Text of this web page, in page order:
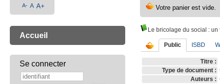
Le bricolage du social : un
Public ISBD
Titre :
Type de document :
Auteurs :
A- A A+
Accueil
Se connecter